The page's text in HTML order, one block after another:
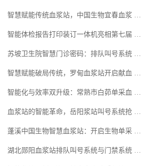
智慧赋能传统血浆站，中国生物宜春血浆 …
智能体检报告打印装订一体机亮相第七届 …
苏坡卫生院智慧门诊密码：排队叫号系统 …
智慧赋能破局传统，罗甸血浆站开启献血 …
智能化与效率双升级：常熟市白茆单采血 …
血浆站的智能革命，岳阳浆站叫号系统抢 …
蓬溪中国生物智慧血浆站：开启生物单采 …
湖北郧阳血浆站排队叫号系统与门禁系统 …